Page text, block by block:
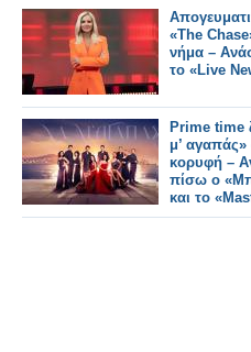
«The
νήμα –
το «Live
Prime time
μ’ αγαπάς»
κορυφή –
πίσω ο
και το